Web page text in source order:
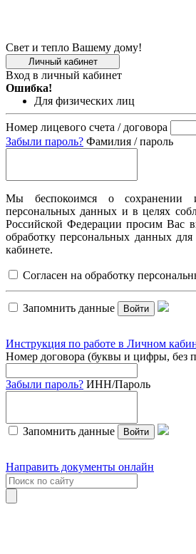
Свет и тепло Вашему дому!
Личный кабинет
Вход в личный кабинет
Ошибка!
Для физических лиц
Номер лицевого счета / договора
Забыли пароль? Фамилия / пароль
Мы беспокоимся о сохранении
персональных данных и в целях
Российской Федерации просим Вас
обработку персональных данных
кабинете.
Согласен на обработку
Запомнить данные Войти
Инструкция по работе в Личном
Номер договора (буквы и цифры, без
Забыли пароль? ИНН/Пароль
Запомнить данные Войти
Направить документы онлайн